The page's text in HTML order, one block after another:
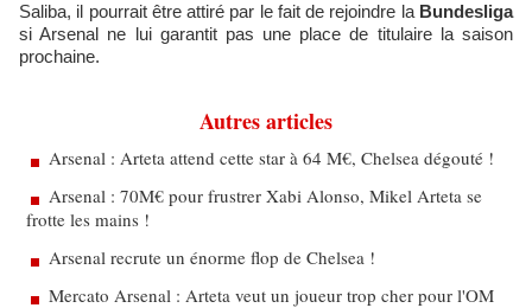
Saliba, il pourrait être attiré par le fait de rejoindre laBundesliga
si Arsenal ne lui garantit pas une place de titulaire la saison
prochaine.
Autres articles
Arsenal : Arteta attend cette star à 64 M€, Chelsea dégouté !
Arsenal : 70M€ pour frustrer Xabi Alonso, Mikel Arteta se
frotte les mains !
Arsenal recrute un énorme flop de Chelsea !
Mercato Arsenal : Arteta veut un joueur trop cher pour l'OM